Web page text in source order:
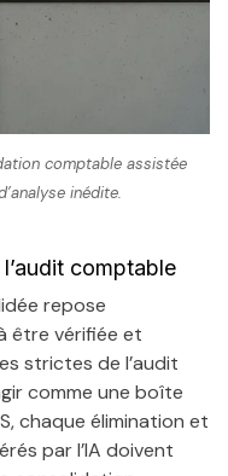
comptable assistée
inédite.
comptable
repose
être vérifiée et
strictes de l’audit
comme une boîte
chaque élimination et
par l’IA doivent